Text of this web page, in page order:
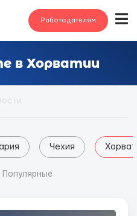
Работодателям
в Хорватии
Чехия
Популярные